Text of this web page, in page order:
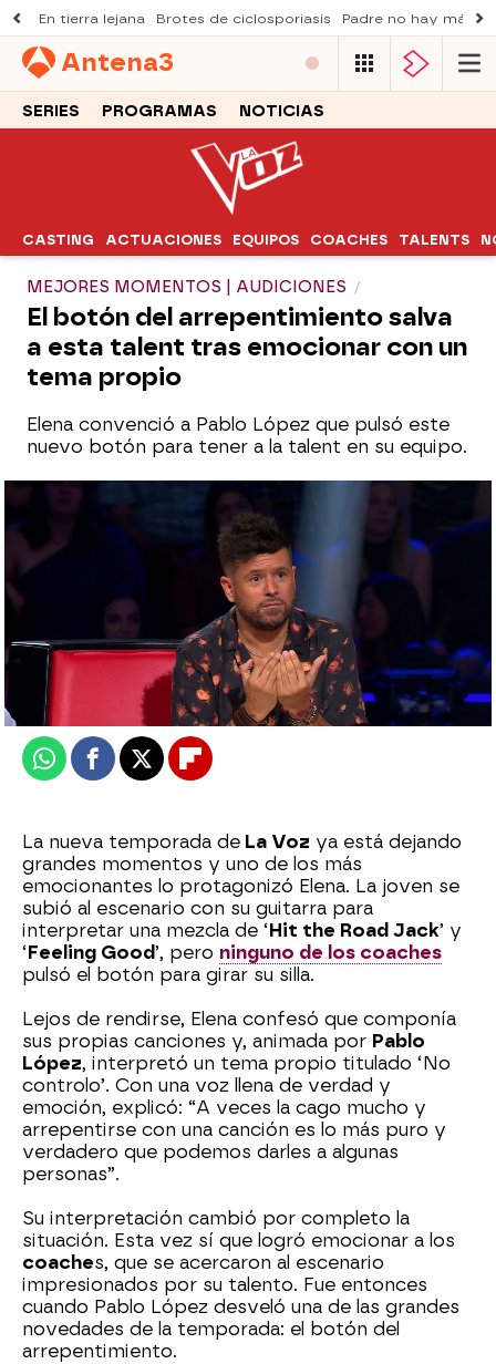
En tierra lejana Brotes de ciclosporiasis Padre no hay más
Antena3
SERIES PROGRAMAS NOTICIAS
CASTING ACTUACIONES EQUIPOS COACHES TALENTS
MEJORES MOMENTOS | AUDICIONES
El botón del arrepentimiento salva
a esta talent tras emocionar con un
tema propio
Elena convenció a Pablo López que pulsó este
nuevo botón para tener a la talent en su equipo.
Celia Gil
Publicado:19 de septiembre de 2025, 23:32
WhatsappFacebook
X Flipboard
La nueva temporada de La Voz ya está dejando
grandes momentos y uno de los más
emocionantes lo protagonizó Elena. La joven se
subió al escenario con su guitarra para
interpretar una mezcla de ‘ Hit the Road Jack’ y
‘ Feeling Good’, pero ninguno de los coaches
pulsó el botón para girar su silla.
Lejos de rendirse, Elena confesó que componía
sus propias canciones y, animada por Pablo
López, interpretó un tema propio titulado ‘No
controlo’. Con una voz llena de verdad y
emoción, explicó: “A veces la cago mucho y
arrepentirse con una canción es lo más puro y
verdadero que podemos darles a algunas
personas”.
Su interpretación cambió por completo la
situación. Esta vez sí que logró emocionar a los
coaches, que se acercaron al escenario
impresionados por su talento. Fue entonces
cuando Pablo López desveló una de las grandes
novedades de la temporada: el botón del
arrepentimiento.